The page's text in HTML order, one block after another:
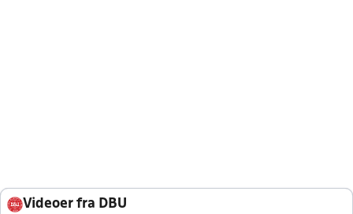
Videoer fra DBU